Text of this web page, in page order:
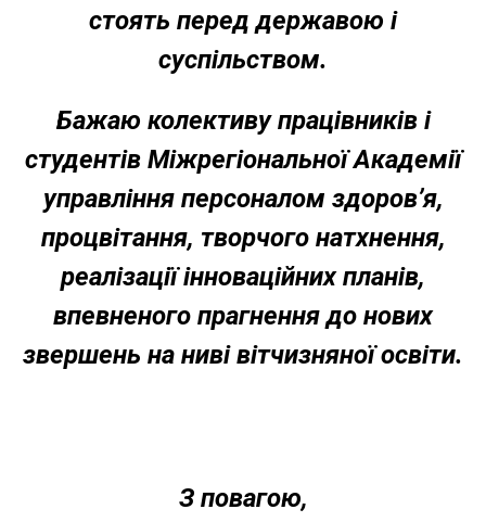
стоять перед державою і
суспільством.
Бажаю колективу працівників і
студентів Міжрегіональної Академії
управління персоналом здоров’я,
процвітання, творчого натхнення,
реалізації інноваційних планів,
впевненого прагнення до нових
звершень на ниві вітчизняної освіти.
З повагою,